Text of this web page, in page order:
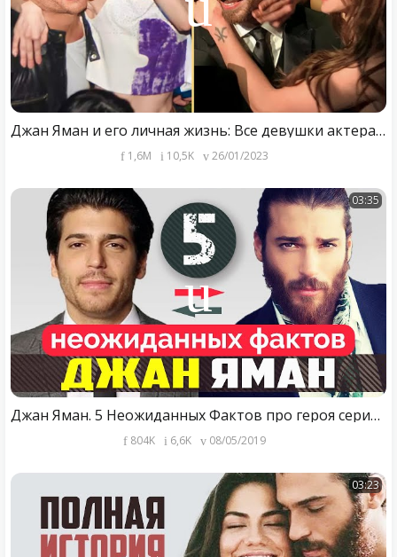
Джан Яман и его личная жизнь: Все девушки актера | Can Yaman
1,6M 10,5K 26/01/2023
03:35
Джан Яман. 5 Неожиданных Фактов про героя сериала Ранняя Пташка
804K 6,6K 08/05/2019
03:23